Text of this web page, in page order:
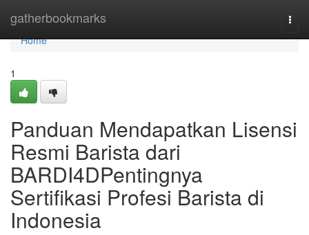
gatherbookmarks
Home
Home
1
Panduan Mendapatkan Lisensi
Resmi Barista dari
BARDI4DPentingnya
Sertifikasi Profesi Barista di
Indonesia